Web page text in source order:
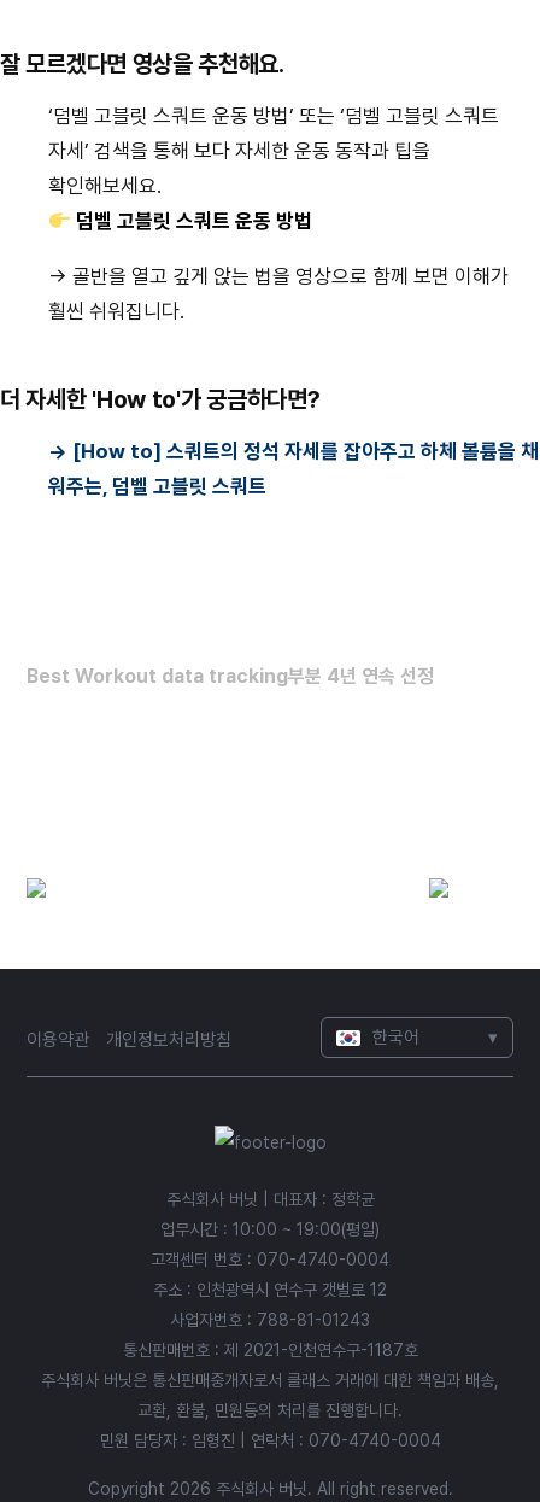
잘 모르겠다면 영상을 추천해요.
‘덤벨 고블릿 스쿼트 운동 방법’ 또는 ‘덤벨 고블릿 스쿼트
자세’ 검색을 통해 보다 자세한 운동 동작과 팁을
확인해보세요.
덤벨 고블릿 스쿼트 운동 방법
→ 골반을 열고 깊게 앉는 법을 영상으로 함께 보면 이해가
훨씬 쉬워집니다.
더 자세한 'How to'가 궁금하다면?
-> [How to] 스쿼트의 정석 자세를 잡아주고 하체 볼륨을 채
워주는, 덤벨 고블릿 스쿼트
Best Workout data tracking부분 4년 연속 선정
이용약관 개인정보처리방침 한국어 ▾
주식회사 버닛 | 대표자 : 정학균
업무시간 : 10:00 ~ 19:00(평일)
고객센터 번호 : 070-4740-0004
주소 : 인천광역시 연수구 갯벌로 12
사업자번호 : 788-81-01243
통신판매번호 : 제 2021-인천연수구-1187호
주식회사 버닛은 통신판매중개자로서 클래스 거래에 대한 책임과 배송,
교환, 환불, 민원등의 처리를 진행합니다.
민원 담당자 : 임형진 | 연락처 : 070-4740-0004
Copyright 2026 주식회사 버닛. All right reserved.